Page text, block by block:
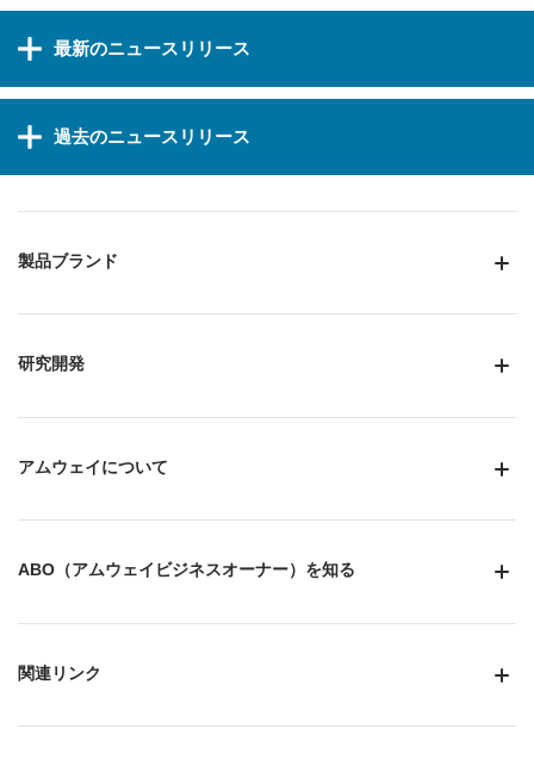
最新のニュースリリース
過去のニュースリリース
製品ブランド
研究開発
アムウェイについて
ABO（アムウェイビジネスオーナー）を知る
関連リンク